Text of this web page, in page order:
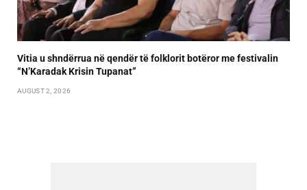
Vitia u shndërrua në qendër të folklorit botëror me festivalin
“N’Karadak Krisin Tupanat”
AUGUST 2, 2026